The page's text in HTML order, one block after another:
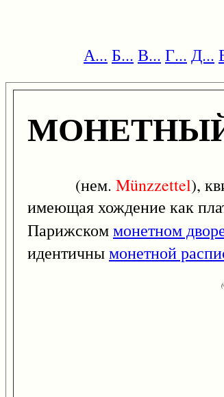
А... Б... В... Г... Д...
(нем. Münzzettel),
имеющая хождение как
Парижскоммонетном
идентичнымонетной